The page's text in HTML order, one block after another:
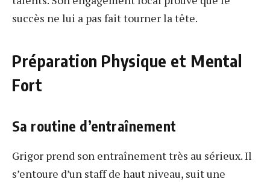
succès ne lui a pas fait tourner la tête.
Préparation Physique et Mental
Fort
Sa routine d’entraînement
Grigor prend son entraînement très au sérieux. Il
s’entoure d’un staff de haut niveau, suit une